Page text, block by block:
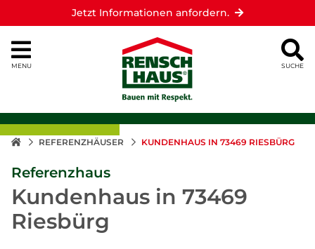
Jetzt Informationen anfordern.
MENU SUCHE
REFERENZHÄUSER KUNDENHAUS IN 73469 RIESBÜRG
Referenzhaus
Kundenhaus in 73469
Riesbürg